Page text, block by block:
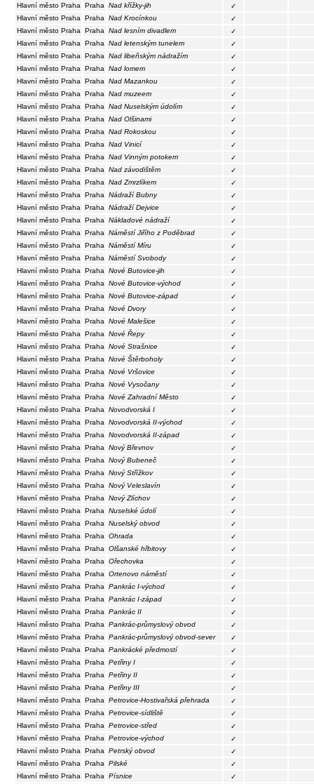
Hlavní město Praha
Praha Nad křížky-jih
✓
Hlavní město Praha
Praha Nad Krocínkou
✓
Hlavní město Praha
Praha Nad lesním divadlem
✓
Hlavní město Praha
Praha Nad letenským tunelem
✓
Hlavní město Praha
Praha Nad libeňským nádražím
✓
Hlavní město Praha
Praha Nad lomem
✓
Hlavní město Praha
Praha Nad Mazankou
✓
Hlavní město Praha
Praha Nad muzeem
✓
Hlavní město Praha
Praha Nad Nuselským údolím
✓
Hlavní město Praha
Praha Nad Olšinami
✓
Hlavní město Praha
Praha Nad Rokoskou
✓
Hlavní město Praha
Praha Nad Vinicí
✓
Hlavní město Praha
Praha Nad Vinným potokem
✓
Hlavní město Praha
Praha Nad závodištěm
✓
Hlavní město Praha
Praha Nad Zmrzlíkem
✓
Hlavní město Praha
Praha Nádraží Bubny
✓
Hlavní město Praha
Praha Nádraží Dejvice
✓
Hlavní město Praha
Praha Nákladové nádraží
✓
Hlavní město Praha
Praha Náměstí Jiřího z Poděbrad
✓
Hlavní město Praha
Praha Náměstí Míru
✓
Hlavní město Praha
Praha Náměstí Svobody
✓
Hlavní město Praha
Praha Nové Butovice-jih
✓
Hlavní město Praha
Praha Nové Butovice-východ
✓
Hlavní město Praha
Praha Nové Butovice-západ
✓
Hlavní město Praha
Praha Nové Dvory
✓
Hlavní město Praha
Praha Nové Malešice
✓
Hlavní město Praha
Praha Nové Řepy
✓
Hlavní město Praha
Praha Nové Strašnice
✓
Hlavní město Praha
Praha Nové Štěrboholy
✓
Hlavní město Praha
Praha Nové Vršovice
✓
Hlavní město Praha
Praha Nové Vysočany
✓
Hlavní město Praha
Praha Nové Zahradní Město
✓
Hlavní město Praha
Praha Novodvorská I
✓
Hlavní město Praha
Praha Novodvorská II-východ
✓
Hlavní město Praha
Praha Novodvorská II-západ
✓
Hlavní město Praha
Praha Nový Břevnov
✓
Hlavní město Praha
Praha Nový Bubeneč
✓
Hlavní město Praha
Praha Nový Střížkov
✓
Hlavní město Praha
Praha Nový Veleslavín
✓
Hlavní město Praha
Praha Nový Zlíchov
✓
Hlavní město Praha
Praha Nuselské údolí
✓
Hlavní město Praha
Praha Nuselský obvod
✓
Hlavní město Praha
Praha Ohrada
✓
Hlavní město Praha
Praha Olšanské hřbitovy
✓
Hlavní město Praha
Praha Ořechovka
✓
Hlavní město Praha
Praha Ortenovo náměstí
✓
Hlavní město Praha
Praha Pankrác I-východ
✓
Hlavní město Praha
Praha Pankrác I-západ
✓
Hlavní město Praha
Praha Pankrác II
✓
Hlavní město Praha
Praha Pankrác-průmyslový obvod
✓
Hlavní město Praha
Praha Pankrác-průmyslový obvod-sever
✓
Hlavní město Praha
Praha Pankrácké předmostí
✓
Hlavní město Praha
Praha Petřiny I
✓
Hlavní město Praha
Praha Petřiny II
✓
Hlavní město Praha
Praha Petřiny III
✓
Hlavní město Praha
Praha Petrovice-Hostivařská přehrada
✓
Hlavní město Praha
Praha Petrovice-sídliště
✓
Hlavní město Praha
Praha Petrovice-střed
✓
Hlavní město Praha
Praha Petrovice-východ
✓
Hlavní město Praha
Praha Petrský obvod
✓
Hlavní město Praha
Praha Pilské
✓
Hlavní město Praha
Praha Písnice ✓